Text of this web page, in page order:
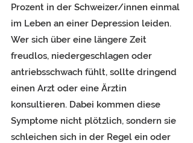
Prozent in der Schweizer/innen einmal
im Leben an einer Depression leiden.
Wer sich über eine längere Zeit
freudlos, niedergeschlagen oder
antriebsschwach fühlt, sollte dringend
einen Arzt oder eine Ärztin
konsultieren. Dabei kommen diese
Symptome nicht plötzlich, sondern sie
schleichen sich in der Regel ein oder